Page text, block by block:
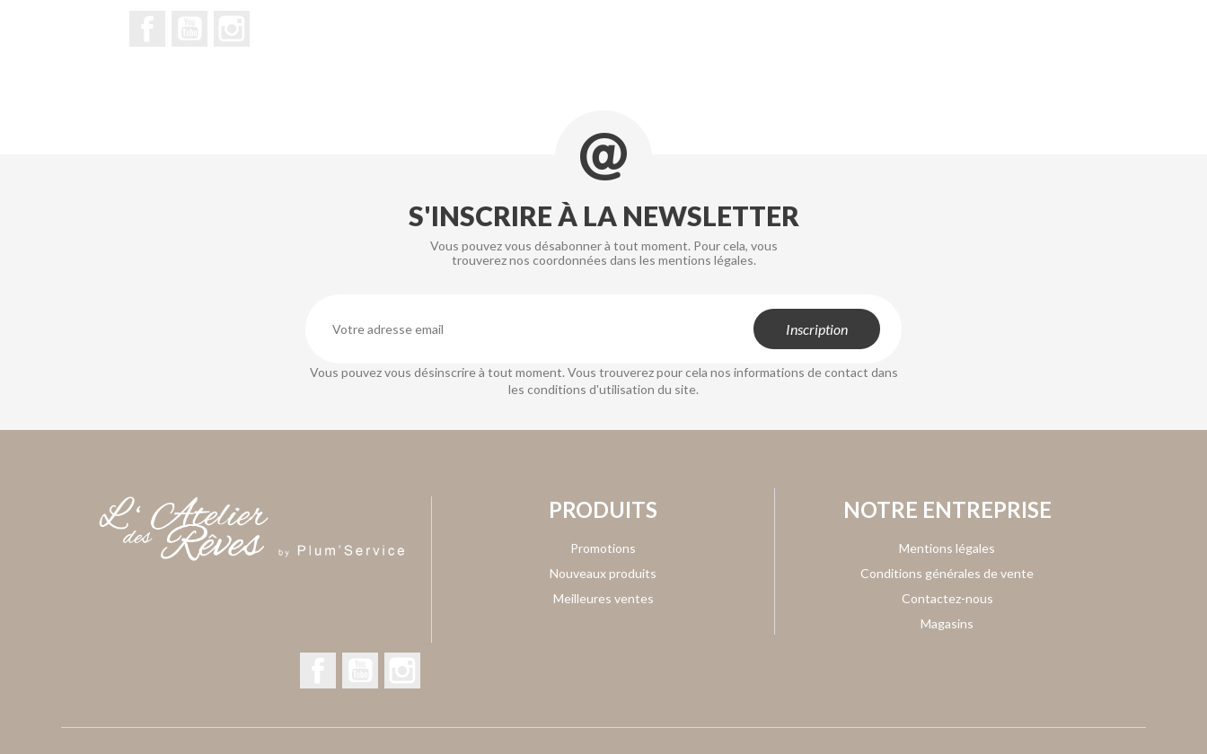
S'INSCRIRE À LA NEWSLETTER
Vous pouvez vous désabonner à tout moment. Pour cela, vous
trouverez nos coordonnées dans les mentions légales.
Vous pouvez vous désinscrire à tout moment. Vous trouverez pour cela nos informations de contact dans
les conditions d'utilisation du site.
PRODUITS
Promotions
Nouveaux produits
Meilleures ventes
NOTRE ENTREPRISE
Mentions légales
Conditions générales de vente
Contactez-nous
Magasins